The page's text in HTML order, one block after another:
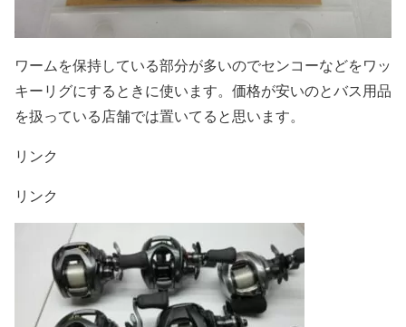
ワームを保持している部分が多いのでセンコーなどをワッ
キーリグにするときに使います。価格が安いのとバス用品
を扱っている店舗では置いてると思います。
リンク
リンク